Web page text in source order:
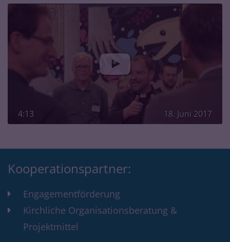
18. Juni 2017
4:13
Kooperationspartner:
Engagementförderung
Kirchliche Organisationsberatung &
Projektmittel